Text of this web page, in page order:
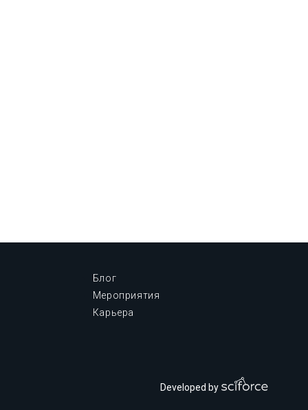
Блог
Мероприятия
Карьера
Developed by